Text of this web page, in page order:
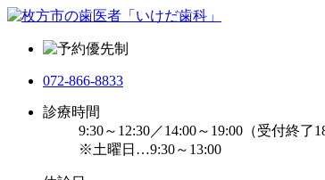
072-866-8833
診療時間
9:30～12:30／14:00～19:00（受付終了
※土曜日…9:30～13:00